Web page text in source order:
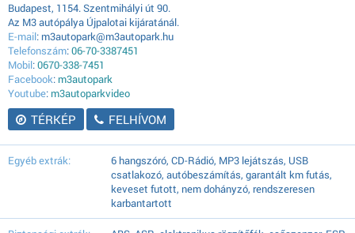
Budapest, 1154. Szentmihályi út 90.
Az M3 autópálya Újpalotai kijáratánál.
E-mail: m3autopark@m3autopark.hu
Telefonszám:06-70-3387451
Mobil:0670-338-7451
Facebook: m3autopark
Youtube: m3autoparkvideo
TÉRKÉP FELHÍVOM
Egyéb extrák:
6 hangszóró, CD-Rádió, MP3 lejátszás, USB
csatlakozó, autóbeszámítás, garantált km futás,
keveset futott, nem dohányzó, rendszeresen
karbantartott